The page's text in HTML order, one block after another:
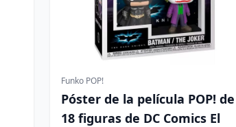
Funko POP!
Póster de la película POP! de
18 figuras de DC Comics El